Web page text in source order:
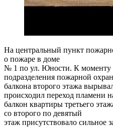
На центральный пункт
о пожаре в доме
№ 1 по ул. Юности. К моменту
подразделения пожарной
балкона второго этажа
происходил переход пламени
балкон квартиры третьего
со второго по девятый
этаж присутствовало сильное